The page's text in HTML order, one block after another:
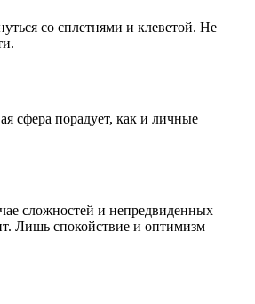
со сплетнями и клеветой. Не
сфера порадует, как и личные
сложностей и непредвиденных
Лишь спокойствие и оптимизм